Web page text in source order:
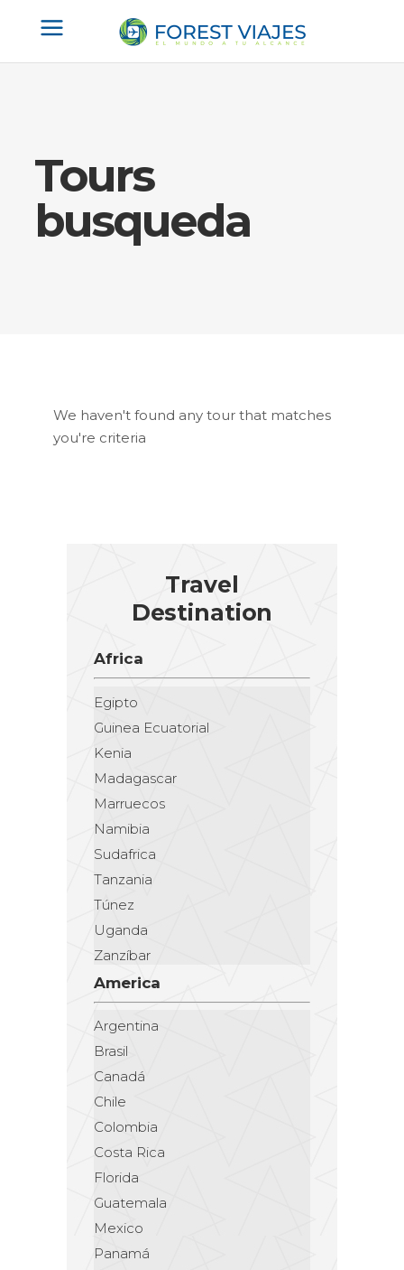
Tours
busqueda
We haven't found any tour that matches
you're criteria
Travel
Destination
Africa
Egipto
Guinea Ecuatorial
Kenia
Madagascar
Marruecos
Namibia
Sudafrica
Tanzania
Túnez
Uganda
Zanzíbar
America
Argentina
Brasil
Canadá
Chile
Colombia
Costa Rica
Florida
Guatemala
Mexico
Panamá